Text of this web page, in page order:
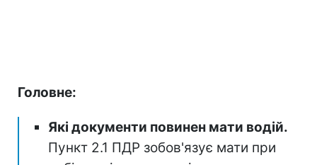
Головне:
Які документи повинен мати водій.
Пункт 2.1 ПДР зобов'язує мати при